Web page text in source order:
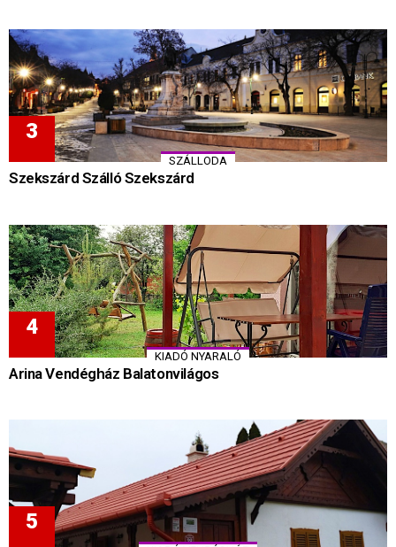
SZÁLLODA
Szekszárd Szálló Szekszárd
KIADÓ NYARALÓ
Arina Vendégház Balatonvilágos